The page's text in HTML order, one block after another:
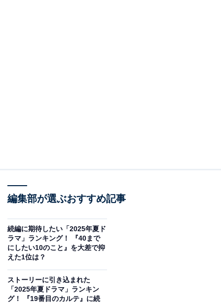
編集部が選ぶおすすめ記事
続編に期待したい「2025年夏ド
ラマ」ランキング！ 『40まで
にしたい10のこと』を大差で抑
えた1位は？
ストーリーに引き込まれた
「2025年夏ドラマ」ランキン
グ！ 『19番目のカルテ』に続